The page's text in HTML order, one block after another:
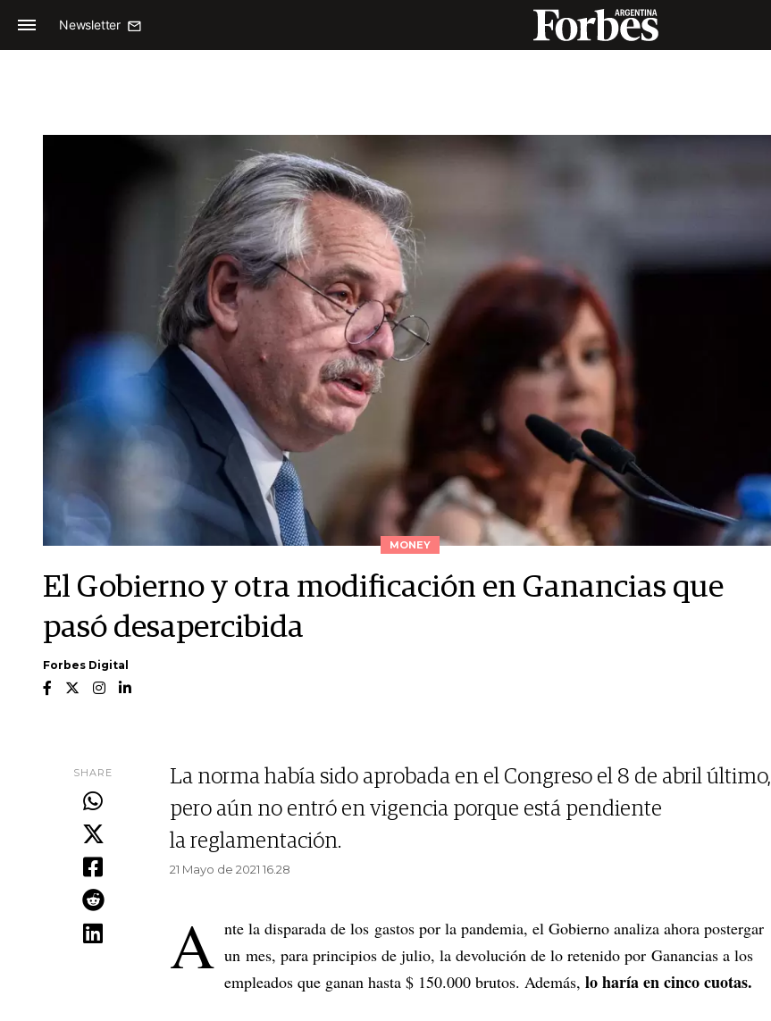
Newsletter
MONEY
El Gobierno y otra modificación en Ganancias que
pasó desapercibida
Forbes Digital
SHARE
La norma había sido aprobada en el Congreso el 8 de abril último,
pero aún no entró en vigencia porque está pendiente
la reglamentación.
21 Mayo de 2021 16.28
A nte la disparada de los gastos por la pandemia, el Gobierno analiza ahora postergar
un mes, para principios de julio, la devolución de lo retenido por Ganancias a los
empleados que ganan hasta $ 150.000 brutos. Además, lo haría en cinco cuotas.